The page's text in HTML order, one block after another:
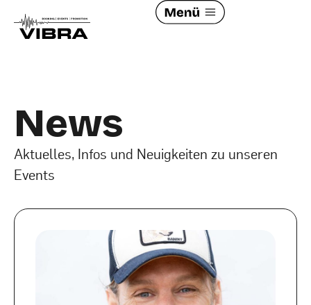
News
Aktuelles, Infos und Neuigkeiten zu unseren
Events